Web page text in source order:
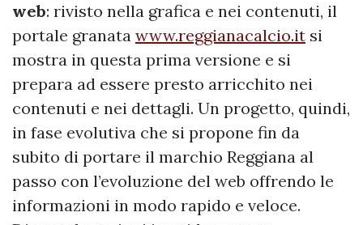
web: rivisto nella grafica e nei contenuti, il
portale granata www.reggianacalcio.it si
mostra in questa prima versione e si
prepara ad essere presto arricchito nei
contenuti e nei dettagli. Un progetto, quindi,
in fase evolutiva che si propone fin da
subito di portare il marchio Reggiana al
passo con l’evoluzione del web offrendo le
informazioni in modo rapido e veloce.